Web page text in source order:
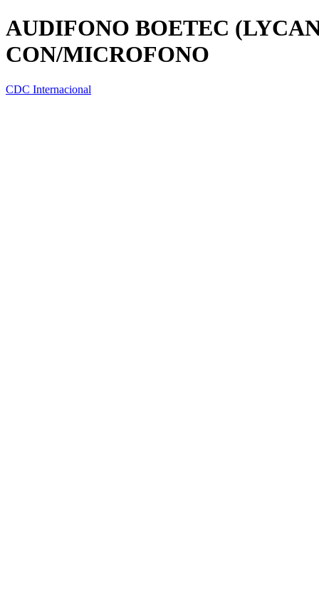
AUDIFONO BOETEC
CON/MICROFONO
CDC Internacional